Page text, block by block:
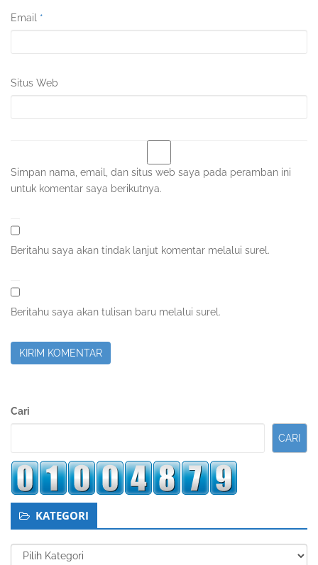
Email *
Situs Web
Simpan nama, email, dan situs web saya pada peramban ini
untuk komentar saya berikutnya.
Beritahu saya akan tindak lanjut komentar melalui surel.
Beritahu saya akan tulisan baru melalui surel.
Sidebar
Cari
CARI
KATEGORI
Kategori